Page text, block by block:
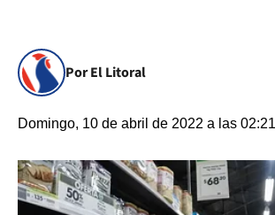
Por El Litoral
Domingo, 10 de abril de 2022 a las 02:21